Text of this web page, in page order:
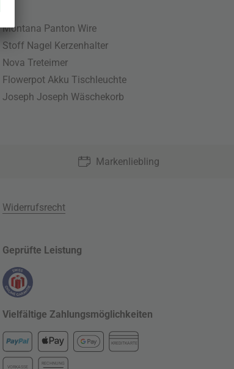
Montana Panton Wire
Stoff Nagel Kerzenhalter
Nova Treteimer
Flowerpot Akku Tischleuchte
Joseph Joseph Wäschekorb
Markenliebling
Widerrufsrecht
Geprüfte Leistung
Vielfältige Zahlungsmöglichkeiten
KREDITKARTE
VORKASSE
RECHNUNG